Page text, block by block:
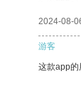
2024-08-
游客
这款app的